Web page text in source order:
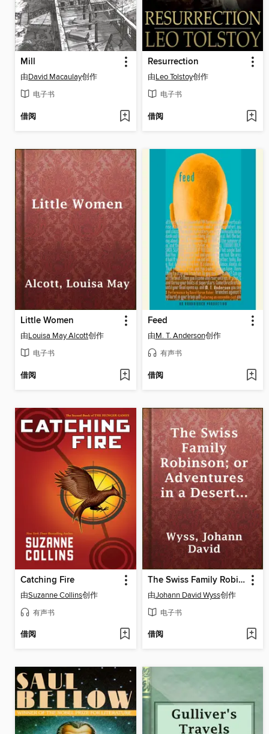
Mill
由David Macaulay创作
电子书
借阅
Resurrection
由Leo Tolstoy创作
电子书
借阅
Little Women
由Louisa May Alcott创作
电子书
借阅
Feed
由M. T. Anderson创作
有声书
借阅
Catching Fire
由Suzanne Collins创作
有声书
借阅
The Swiss Family Robinson; or Adventures in a Desert Island
由Johann David Wyss创作
电子书
借阅